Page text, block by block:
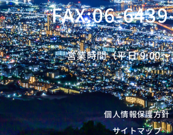
FAX:06-
営業時間（平日 9:00
個人情報保護方針
サイトマップ